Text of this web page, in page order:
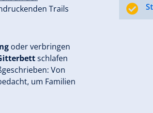
Trails
oder verbringen
schlafen
Von
um Familien